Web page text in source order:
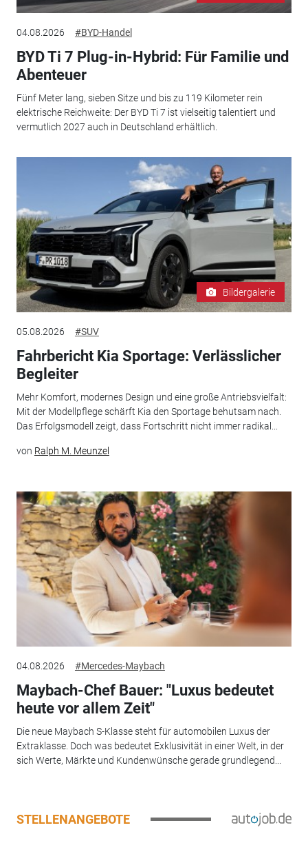
04.08.2026 #BYD-Handel
BYD Ti 7 Plug-in-Hybrid: Für Familie und
Abenteuer
Fünf Meter lang, sieben Sitze und bis zu 119 Kilometer rein
elektrische Reichweite: Der BYD Ti 7 ist vielseitig talentiert und
vermutlich 2027 auch in Deutschland erhältlich.
Bildergalerie
05.08.2026 #SUV
Fahrbericht Kia Sportage: Verlässlicher
Begleiter
Mehr Komfort, modernes Design und eine große Antriebsvielfalt:
Mit der Modellpflege schärft Kia den Sportage behutsam nach.
Das Erfolgsmodell zeigt, dass Fortschritt nicht immer radikal...
von Ralph M. Meunzel
04.08.2026 #Mercedes-Maybach
Maybach-Chef Bauer: "Luxus bedeutet
heute vor allem Zeit"
Die neue Maybach S-Klasse steht für automobilen Luxus der
Extraklasse. Doch was bedeutet Exklusivität in einer Welt, in der
sich Werte, Märkte und Kundenwünsche gerade grundlegend...
STELLENANGEBOTE